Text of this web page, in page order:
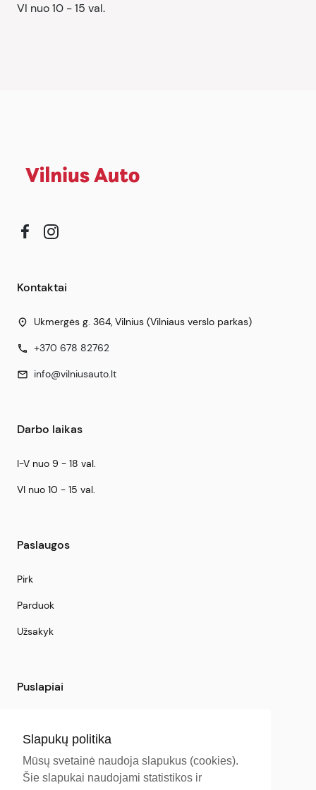
Slapukų politika
Mūsų svetainė naudoja slapukus (cookies).
Šie slapukai naudojami statistikos ir
VI nuo 10 - 15 val.
Kontaktai
place Ukmergės g. 364, Vilnius (Vilniaus verslo parkas)
phone +370 678 82762
mail info@vilniusauto.lt
Darbo laikas
I-V nuo 9 - 18 val.
VI nuo 10 - 15 val.
Paslaugos
Pirk
Parduok
Užsakyk
Puslapiai
Naujienos
Apie mus